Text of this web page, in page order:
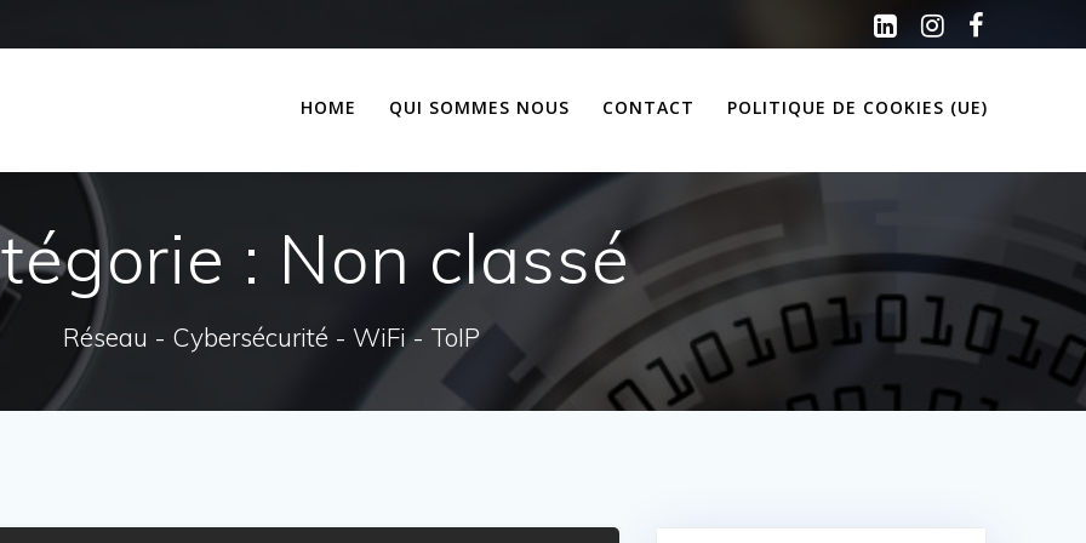
HOME QUI SOMMES NOUS CONTACT POLITIQUE DE COOKIES (UE)
: Non classé
Réseau - Cybersécurité - WiFi - ToIP